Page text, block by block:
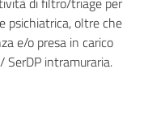
psichiatrica, oltre che
e/o presa in carico
intramuraria.